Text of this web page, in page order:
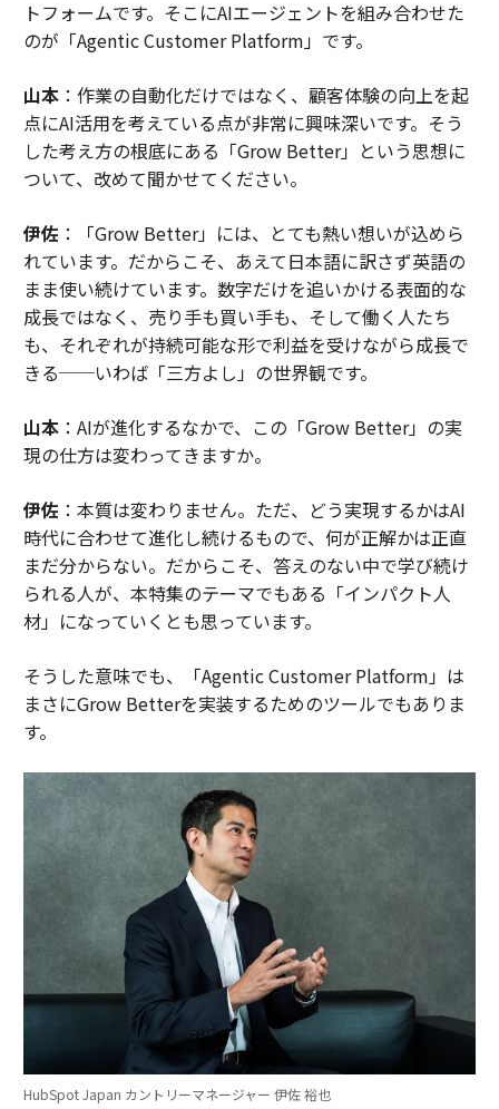
トフォームです。そこにAIエージェントを組み合わせた
のが「Agentic Customer Platform」です。
山本：作業の自動化だけではなく、顧客体験の向上を起
点にAI活用を考えている点が非常に興味深いです。そう
した考え方の根底にある「Grow Better」という思想に
ついて、改めて聞かせてください。
伊佐：「Grow Better」には、とても熱い想いが込めら
れています。だからこそ、あえて日本語に訳さず英語の
まま使い続けています。数字だけを追いかける表面的な
成長ではなく、売り手も買い手も、そして働く人たち
も、それぞれが持続可能な形で利益を受けながら成長で
きる──いわば「三方よし」の世界観です。
山本：AIが進化するなかで、この「Grow Better」の実
現の仕方は変わってきますか。
伊佐：本質は変わりません。ただ、どう実現するかはAI
時代に合わせて進化し続けるもので、何が正解かは正直
まだ分からない。だからこそ、答えのない中で学び続け
られる人が、本特集のテーマでもある「インパクト人
材」になっていくとも思っています。
そうした意味でも、「Agentic Customer Platform」は
まさにGrow Betterを実装するためのツールでもありま
す。
HubSpot Japan カントリーマネージャー 伊佐 裕也